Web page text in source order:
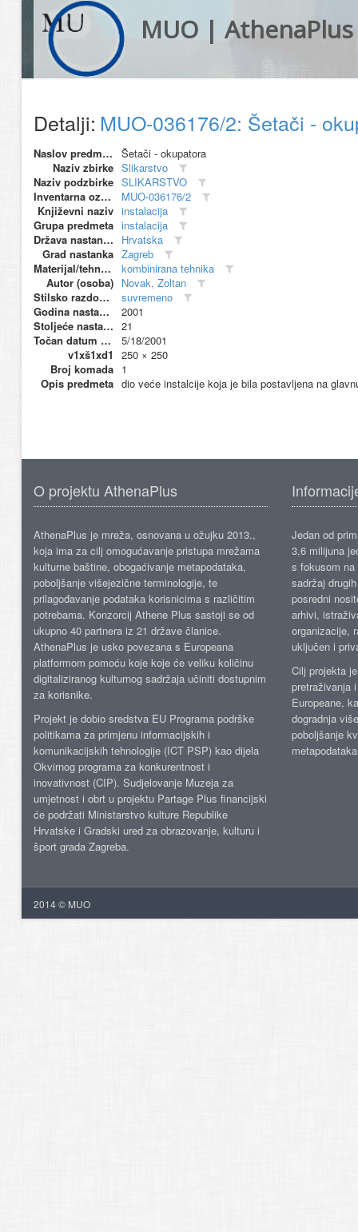
MUO | AthenaPlus
Detalji: MUO-036176/2: Šetači -
Naslov predmeta
Šetači - okupatora
Naziv zbirke Slikarstvo
Naziv podzbirke SLIKARSTVO
Inventarna oznaka
MUO-036176/2
Književni naziv instalacija
Grupa predmeta instalacija
Država nastanka
Hrvatska
Grad nastanka Zagreb
Materijal/tehnika
kombinirana tehnika
Autor (osoba) Novak, Zoltan
Stilsko razdoblje
suvremeno
Godina nastanka
2001
Stoljeće nastanka 21
Točan datum nastanka
5/18/2001
v1xš1xd1
250 × 250
Broj komada 1
Opis predmeta dio veće instalcije koja je bila postavljena na
O projektu AthenaPlus
AthenaPlus je mreža, osnovana u ožujku 2013.,
koja ima za cilj omogućavanje pristupa mrežama
kulturne baštine, obogaćivanje metapodataka,
poboljšanje višejezične terminologije, te
prilagođavanje podataka korisnicima s različitim
potrebama. Konzorcij Athene Plus sastoji se od
ukupno 40 partnera iz 21 države članice.
AthenaPlus je usko povezana s Europeana
platformom pomoću koje koje će veliku količinu
digitaliziranog kulturnog sadržaja učiniti dostupnim
za korisnike.
Projekt je dobio sredstva EU Programa podrške
politikama za primjenu informacijskih i
komunikacijskih tehnologije (ICT PSP) kao dijela
Okvirnog programa za konkurentnost i
inovativnost (CIP). Sudjelovanje Muzeja za
umjetnost i obrt u projektu Partage Plus financijski
će podržati Ministarstvo kulture Republike
Hrvatske i Gradski ured za obrazovanje, kulturu i
šport grada Zagreba.
Jedan od
3,6 milijuna
s fokusom
sadržaj
posredni
arhivi,
organizacije,
uključen i
Cilj projekta
pretraživanja
Europeane,
dogradnja
poboljšanje
2014 © MUO